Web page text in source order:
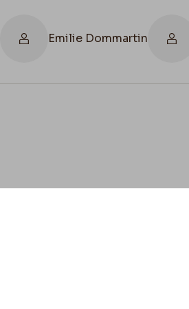
Emilie Dommartin